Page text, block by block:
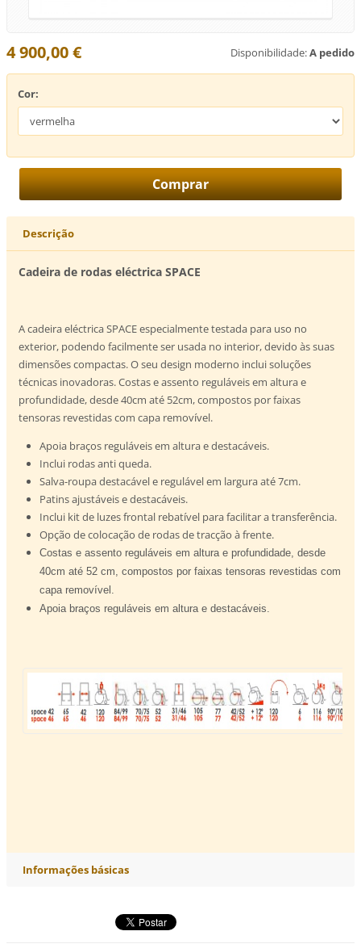
Disponibilidade:A pedido
4 900,00 €
Cor:
Descrição
Cadeira de rodas eléctrica SPACE
A cadeira eléctrica SPACE especialmente testada para uso no
exterior, podendo facilmente ser usada no interior, devido às suas
dimensões compactas. O seu design moderno inclui soluções
técnicas inovadoras. Costas e assento reguláveis em altura e
profundidade, desde 40cm até 52cm, compostos por faixas
tensoras revestidas com capa removível.
Apoia braços reguláveis em altura e destacáveis.
Inclui rodas anti queda.
Salva-roupa destacável e regulável em largura até 7cm.
Patins ajustáveis e destacáveis.
Inclui kit de luzes frontal rebatível para facilitar a transferência.
Opção de colocação de rodas de tracção à frente.
Costas e assento reguláveis em altura e profundidade, desde
40cm até 52 cm,compostos por faixas tensoras revestidascom
capa removível.
Apoia braços reguláveis em altura edestacáveis.
Informações básicas